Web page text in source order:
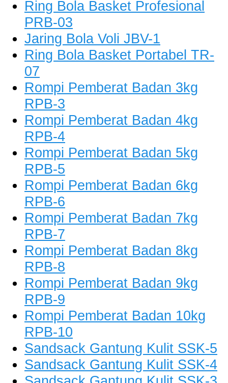
Ring Bola Basket Profesional
PRB-03
Jaring Bola Voli JBV-1
Ring Bola Basket Portabel TR-
07
Rompi Pemberat Badan 3kg
RPB-3
Rompi Pemberat Badan 4kg
RPB-4
Rompi Pemberat Badan 5kg
RPB-5
Rompi Pemberat Badan 6kg
RPB-6
Rompi Pemberat Badan 7kg
RPB-7
Rompi Pemberat Badan 8kg
RPB-8
Rompi Pemberat Badan 9kg
RPB-9
Rompi Pemberat Badan 10kg
RPB-10
Sandsack Gantung Kulit SSK-5
Sandsack Gantung Kulit SSK-4